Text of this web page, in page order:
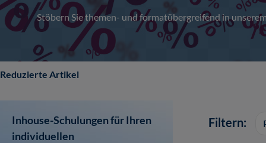
Stöbern Sie themen- und formatübergreifend in
Reduzierte Artikel
Inhouse-Schulungen für Ihren
individuellen
Filtern: